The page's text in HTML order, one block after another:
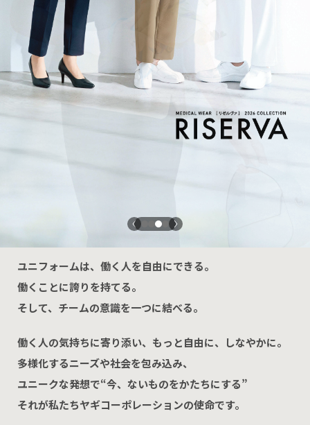
「働く」 をもっと自由に
私たちはそう信じています。
ユニフォームは、働く人を自由にできる。
働くことに誇りを持てる。
そして、チームの意識を一つに結べる。
働く人の気持ちに寄り添い、もっと自由に、しなやかに。
多様化するニーズや社会を包み込み、
ユニークな発想で“今、ないものをかたちにする”
それが私たちヤギコーポレーションの使命です。